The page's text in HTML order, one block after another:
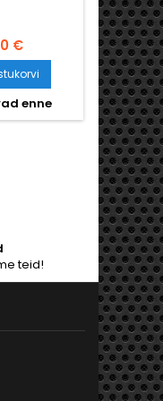
€
enne
S&T
-
mm
ja


teid!